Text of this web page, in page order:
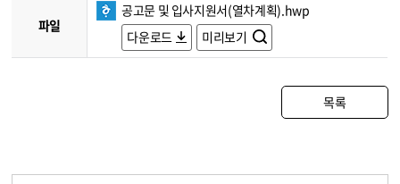
파일
공고문 및 입사지원서(열차계획).hwp
다운로드
미리보기
목록